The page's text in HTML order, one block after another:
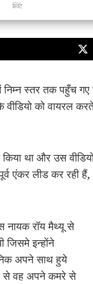
क्विंट
स्तर तक पहुँच गए
को वायरल
था और उस
एंकर लीड कर रही
नायक रॉय मैथ्यू से
जिसमे इन्होंने
अपने साथ हुये
से वह अपने कमरे से